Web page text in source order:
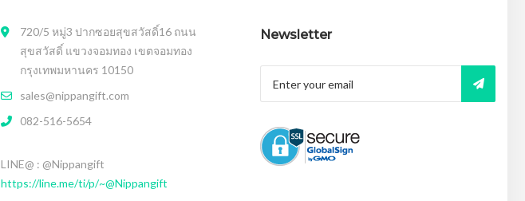
720/5 หมู่3 ปากซอยสุขสวัสดิ์16 ถนน
สุขสวัสดิ์ แขวงจอมทอง เขตจอมทอง
กรุงเทพมหานคร 10150
sales@nippangift.com
082-516-5654
LINE@ : @Nippangift
https://line.me/ti/p/~@Nippangift
Newsletter